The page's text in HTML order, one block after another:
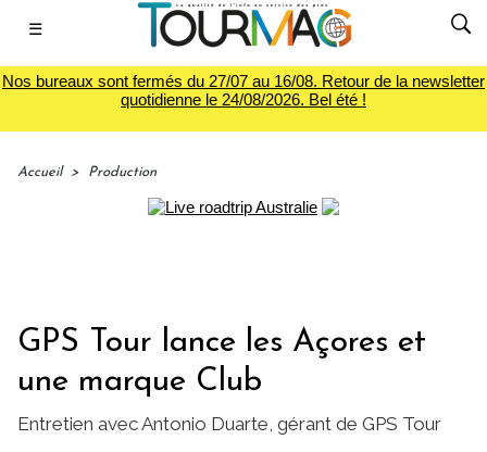
☰
Nos bureaux sont fermés du 27/07 au 16/08. Retour de la newsletter
quotidienne le 24/08/2026. Bel été !
Accueil > Production
GPS Tour lance les Açores et
une marque Club
Entretien avec Antonio Duarte, gérant de GPS Tour